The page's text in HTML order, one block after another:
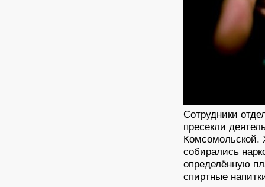
Сотрудники
пресекли
Комсомольской.
собирались
определённую
спиртные